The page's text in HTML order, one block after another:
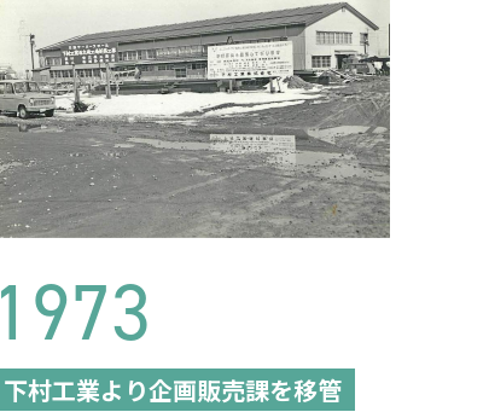
1973
下村工業より企画販売課を移管